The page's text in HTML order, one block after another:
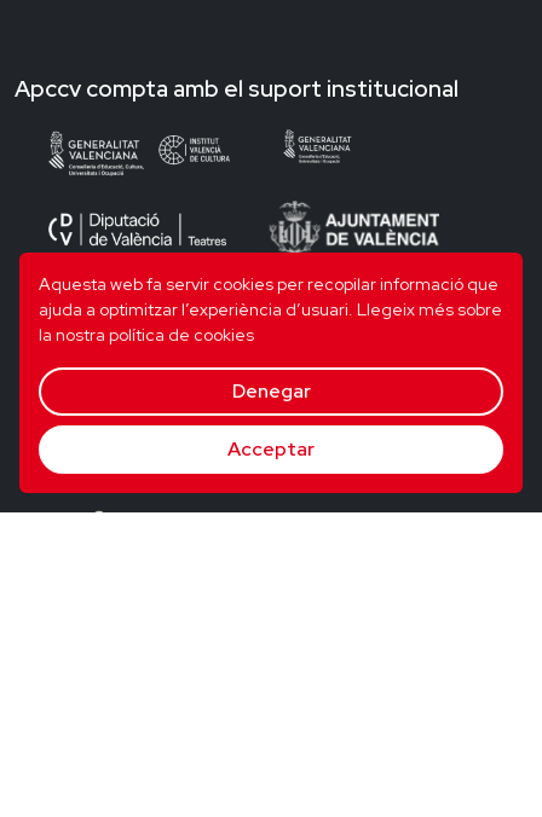
Aquesta web fa servir cookies per recopilar informació que
ajuda a optimitzar l’experiència d’usuari. Llegeix més sobre
la nostra política de cookies
Denegar
Acceptar
Apccv compta amb el suport institucional